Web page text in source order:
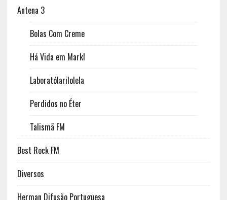
Antena 3
Bolas Com Creme
Há Vida em Markl
Laboratólarilolela
Perdidos no Éter
Talismã FM
Best Rock FM
Diversos
Herman Difusão Portuguesa